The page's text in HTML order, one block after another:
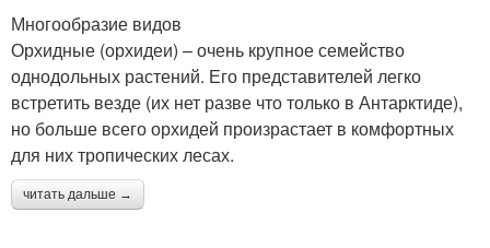
Многообразие видов
Орхидные (орхидеи) – очень крупное семейство
однодольных растений. Его представителей легко
встретить везде (их нет разве что только в Антарктиде),
но больше всего орхидей произрастает в комфортных
для них тропических лесах.
читать дальше →